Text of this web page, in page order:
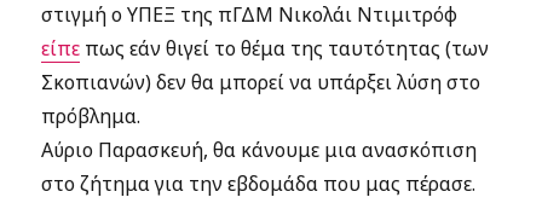
στιγμή ο ΥΠΕΞ της πΓΔΜ Νικολάι Ντιμιτρόφ
είπε πως εάν θιγεί το θέμα της ταυτότητας (των
Σκοπιανών) δεν θα μπορεί να υπάρξει λύση στο
πρόβλημα.
Αύριο Παρασκευή, θα κάνουμε μια ανασκόπιση
στο ζήτημα για την εβδομάδα που μας πέρασε.